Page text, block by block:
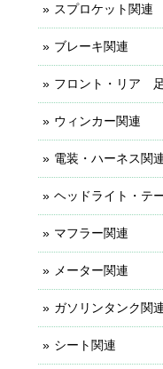
スプロケット関連
ブレーキ関連
フロント・リア
ウィンカー関連
電装・ハーネス関
ヘッドライト・テ
マフラー関連
メーター関連
ガソリンタンク関
シート関連